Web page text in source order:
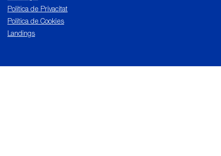
Política de Privacitat
Política de Cookies
Landings